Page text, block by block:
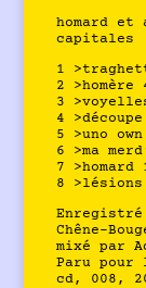
homard
capitales
1
2 >homère
3
4
5 >uno
6 >ma
7 >homard
8 >lésions
Enregistré
Chêne-
mixé par
Paru pour
cd, 008,